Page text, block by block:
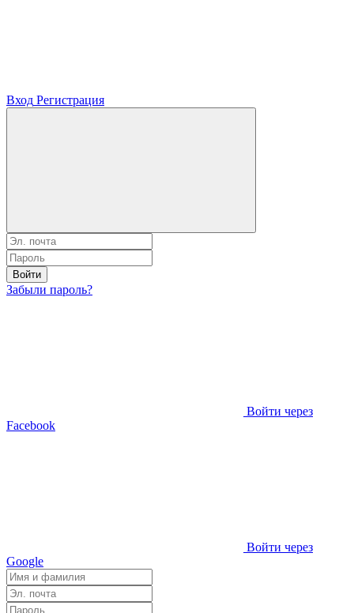
Вход Регистрация
Войти
Забыли пароль?
Войти через
Facebook
Войти через
Google